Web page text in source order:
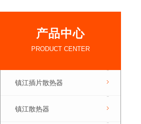
产品中心
PRODUCT CENTER
镇江插片散热器
镇江散热器